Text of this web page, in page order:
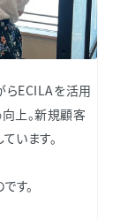
らECILAを活用
上。新規顧客
います。
す。